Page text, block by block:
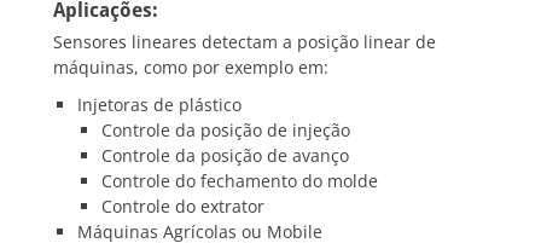
Aplicações:
Sensores lineares detectam a posição linear de
máquinas, como por exemplo em:
Injetoras de plástico
Controle da posição de injeção
Controle da posição de avanço
Controle do fechamento do molde
Controle do extrator
Máquinas Agrícolas ou Mobile